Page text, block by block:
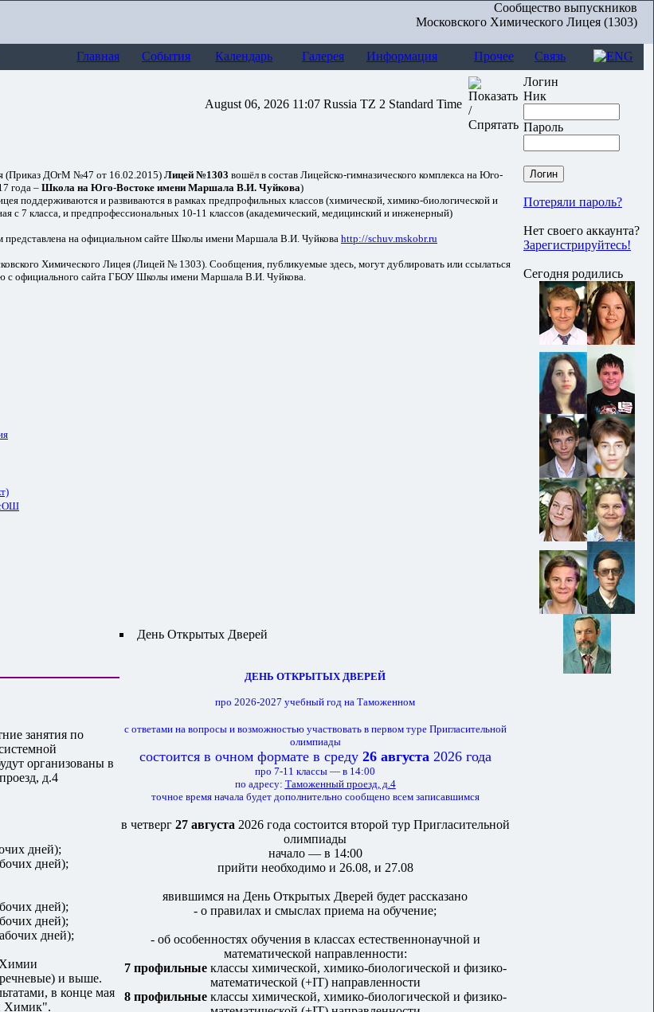
Сообщество выпускников
Московского Химического Лицея (1303)
Главная События Календарь Галерея Информация Прочее
Связь
August 06, 2026 11:07 Russia TZ 2 Standard Time
(Приказ ДОгМ №47 от 16.02.2015) Лицей №1303 вошёл в состав Лицейско-гимназического комплекса на Юго-
года –Школа на Юго-Востоке имени Маршала В.И. Чуйкова)
поддерживаются и развиваются в рамках предпрофильных классов (химической, химико-биологической и
с 7 класса, и предпрофессиональных 10-11 классов (академический, медицинский и инженерный)
представлена на официальном сайте Школы имени Маршала В.И. Чуйкова http://schuv.mskobr.ru
Химического Лицея (Лицей № 1303). Сообщения, публикуемые здесь, могут дублировать или ссылаться
с официального сайта ГБОУ Школы имени Маршала В.И. Чуйкова.
занятия по
организованы в
д.4
дней);
дней);
дней);
дней);
дней);
Химии
и выше.
в конце мая
Химик".
День Открытых Дверей
ДЕНЬ ОТКРЫТЫХ ДВЕРЕЙ
про 2026-2027 учебный год на Таможенном
с ответами на вопросы и возможностью участвовать в первом туре Пригласительной
олимпиады
состоится в очном формате в среду 26 августа2026 года
про 7-11 классы — в 14:00
по адресу: Таможенный проезд, д.4
точное время начала будет дополнительно сообщено всем записавшимся
в четверг 27 августа 2026 года состоится второй тур Пригласительной
олимпиады
начало — в 14:00
прийти необходимо и 26.08, и 27.08
явившимся на День Открытых Дверей будет рассказано
- о правилах и смыслах приема на обучение;
- об особенностях обучения в классах естественнонаучной и
математической направленности:
7 профильныеклассы химической, химико-биологической и физико-
математической (+IT) направленности
8 профильныеклассы химической, химико-биологической и физико-
Логин
Ник
Пароль
Потеряли пароль?
Нет своего аккаунта?
Зарегистрируйтесь!
Сегодня родились